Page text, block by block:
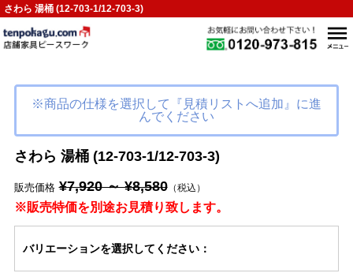
さわら 湯桶 (12-703-1/12-703-3)
※商品の仕様を選択して『見積リストへ追加』に進
んでください
さわら 湯桶 (12-703-1/12-703-3)
販売価格 ¥7,920 ～ ¥8,580（税込）
※販売特価を別途お見積り致します。
バリエーションを選択してください：